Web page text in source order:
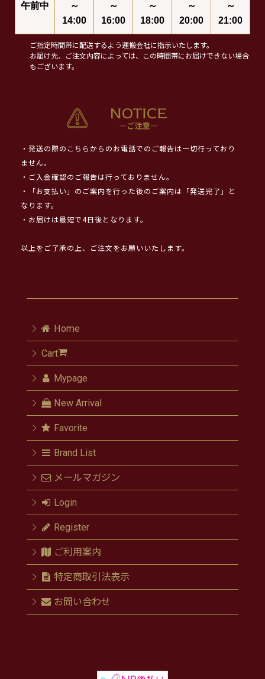
午前中
～
14:00
～
16:00
～
18:00
～
20:00
～
21:00
ご指定時間帯に配送するよう運搬会社に指示いたします。
お届け先、ご注文内容によっては、この時間帯にお届けできない場合
もございます。
・発送の際のこちらからのお電話でのご報告は一切行っており
ません。
・ご入金確認のご報告は行っておりません。
・「お支払い」のご案内を行った後のご案内は「発送完了」と
なります。
・お届けは最短で4日後となります。
以上をご了承の上、ご注文をお願いいたします。
Home
Cart
Mypage
New Arrival
Favorite
Brand List
メールマガジン
Login
Register
ご利用案内
特定商取引法表示
お問い合わせ